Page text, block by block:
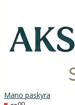
Mano paskyra